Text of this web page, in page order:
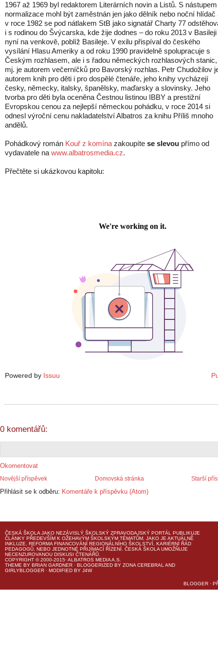
1967 až 1969 byl redaktorem Literárních novin a Listů. S nástupem
normalizace mohl být zaměstnán jen jako dělník nebo noční hlídač
v roce 1982 se pod nátlakem StB jako signatář Charty 77
i s rodinou do Švýcarska, kde žije dodnes – do roku 2013 v Basileji
nyní na venkově, poblíž Basileje. V exilu přispíval do českého
vysílání Hlasu Ameriky a od roku 1990 pravidelně spolupracuje s
Českým rozhlasem, ale i s řadou německých rozhlasových stanic,
mj. je autorem večerníčků pro Bavorský rozhlas. Petr Chudožilov
autorem knih pro děti i pro dospělé čtenáře, jeho knihy vycházejí
česky, německy, italsky, španělsky, maďarsky a slovinsky. Jeho
tvorba pro děti byla oceněna Čestnou listinou IBBY a prestižní
Evropskou cenou za nejlepší německou pohádku, v roce 2014 si
odnesl výroční cenu nakladatelství Albatros za knihu Příliš mnoho
andělů.
Pohádkový román Kouř z komína zakoupíte se slevou přímo od
vydavatele na www.albatrosmedia.cz.
Přečtěte si ukázkovou kapitolu:
Powered by Issuu
0 komentářů:
Okomentovat
Novější příspěvek Starší
Domovská stránka
Přihlásit se k odběru: Komentáře k příspěvku (Atom)
ČESKÁ ŠKOLA JAKO NEZÁVISLÝ ŠKOLSKÝ ZPRAVODAJSKÝ PORTÁL PUBLIKUJE
ČLÁNKY PŘEDEVŠÍM K OŽEHAVÝM ŠKOLSKÝM TÉMATŮM, JAKO JE AKTUÁLNĚ
INKLUZE, REFORMA FINANCOVÁNÍ REGIONÁLNÍHO ŠKOLSTVÍ, KARIÉRNÍ ŘÁD
PEDAGOGŮ, NEBO JEDNOTNÉ PŘIJÍMACÍ ŘÍZENÍ. ČESKÁ ŠKOLA UMOŽŇUJE
NECENZUROVANOU DISKUSI ČTENÁŘŮ.
COPYRIGHT © 2000-2015· ALBATROS MEDIA A.S.
THEME BY BRIAN GARDNER · BLOGGERIZED BY ZONA CEREBRAL AND
GIRLYBLOGGER · MODIFIED BY J4W
BLOGGER ·